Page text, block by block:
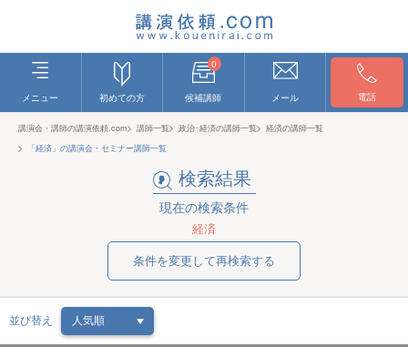
メニュー 初めての方
0
候補講師 メール 電話
講演会・講師の講演依頼.com 講師一覧 政治･経済の講師一覧
経済の講師一覧
「経済」の講演会・セミナー講師一覧
検索結果
現在の検索条件
経済
条件を変更して再検索する
並び替え